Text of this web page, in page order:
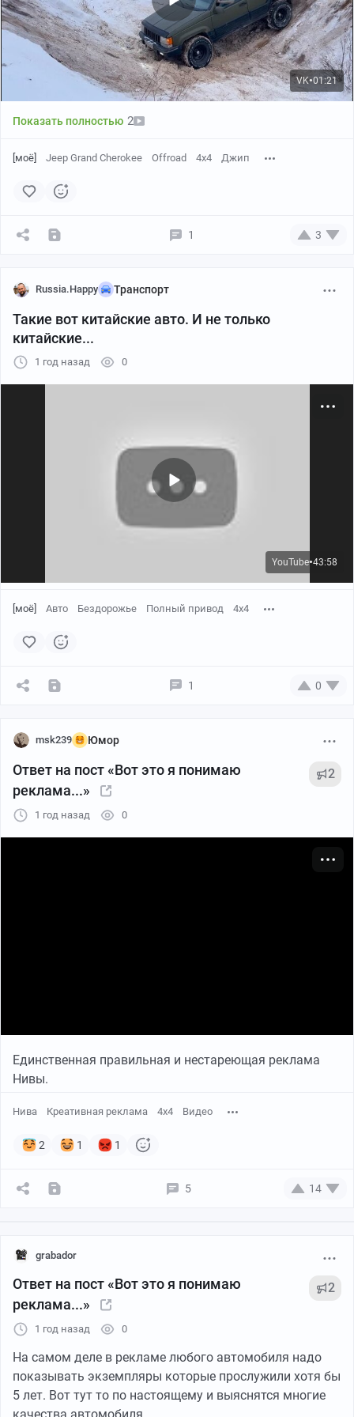
VK●01:21
Показать полностью 2
[моё] Jeep Grand Cherokee Offroad 4х4 Джип
1 3
Russia.Happy Транспорт
Такие вот китайские авто. И не только
китайские...
1 год назад 0
YouTube●43:58
[моё] Авто Бездорожье Полный привод 4х4
1 0
msk239 Юмор
Ответ на пост «Вот это я понимаю
реклама...»
2
1 год назад 0
Единственная правильная и нестареющая реклама
Нивы.
Нива Креативная реклама 4х4 Видео
2 1 1
5 14
grabador
Ответ на пост «Вот это я понимаю
реклама...»
2
1 год назад 0
На самом деле в рекламе любого автомобиля надо
показывать экземпляры которые прослужили хотя бы
5 лет. Вот тут то по настоящему и выяснятся многие